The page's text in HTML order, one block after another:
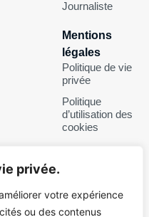
privée.
votre expérience
ou des contenus
Journaliste
Mentions
légales
Politique de vie
privée
Politique
d’utilisation des
cookies